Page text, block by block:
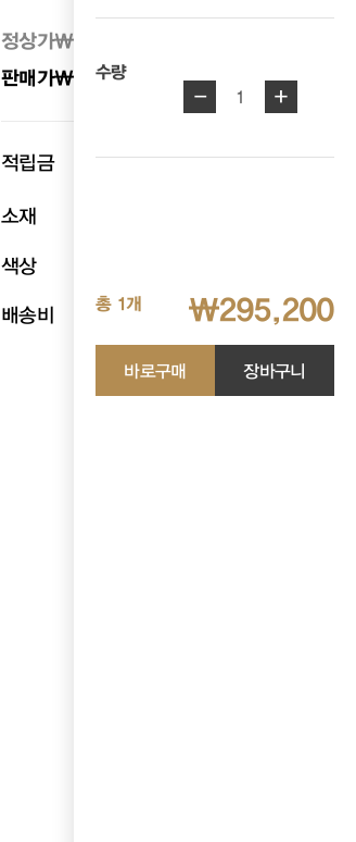
수량
- 1 +
총 1개 ₩295,200
바로구매 장바구니
정상가₩ 328,000
판매가₩ 295,200 10%
적립금 p 14,760
소재
색상
배송비 무료배송